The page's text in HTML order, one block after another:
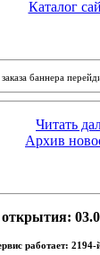
Каталог
баннера
Читать
Архив
работает: 2194-